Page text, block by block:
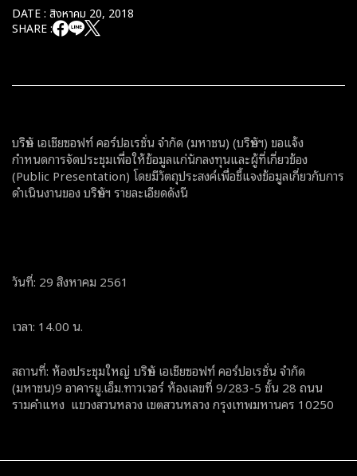
DATE : สิงหาคม 20, 2018
SHARE :
บริษัท เอเชียซอฟท์ คอร์ปอเรชั่น จํากัด (มหาชน) (บริษัทฯ) ขอแจ้ง
กำหนดการจัดประชุมเพื่อให้ข้อมูลแก่นักลงทุนและผู้ที่เกี่ยวข้อง
(Public Presentation) โดยมีวัตถุประสงค์เพื่อชี้แจงข้อมูลเกี่ยวกับการ
ดำเนินงานของ บริษัทฯ รายละเอียดดังนี
วันที่: 29 สิงหาคม 2561
เวลา: 14.00 น.
สถานที่: ห้องประชุมใหญ่ บริษัท เอเชียซอฟท์ คอร์ปอเรชั่น จํากัด
(มหาชน)9 อาคารยู.เอ็ม.ทาวเวอร์ ห้องเลขที่ 9/283-5 ชั้น 28 ถนน
รามคำแหง แขวงสวนหลวง เขตสวนหลวง กรุงเทพมหานคร 10250